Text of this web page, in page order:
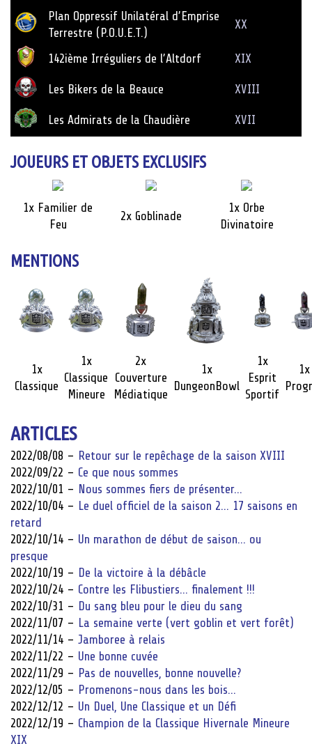
Plan Oppressif Unilatéral d’Emprise
Terrestre (P.O.U.E.T.)
XX
142ième Irréguliers de l’Altdorf XIX
Les Bikers de la Beauce XVIII
Les Admirats de la Chaudière XVII
JOUEURS ET OBJETS EXCLUSIFS
1x Familier de
Feu
2x Goblinade
1x Orbe
Divinatoire
MENTIONS
1x
Classique
1x
Classique
Mineure
2x
Couverture
Médiatique
1x
DungeonBowl
1x
Esprit
Sportif
1x
ARTICLES
2022/08/08 – Retour sur le repêchage de la saison XVIII
2022/09/22 – Ce que nous sommes
2022/10/01 – Nous sommes fiers de présenter…
2022/10/04 – Le duel officiel de la saison 2… 17 saisons en
retard
2022/10/14 – Un marathon de début de saison… ou
presque
2022/10/19 – De la victoire à la débâcle
2022/10/24 – Contre les Flibustiers… finalement !!!
2022/10/31 – Du sang bleu pour le dieu du sang
2022/11/07 – La semaine verte (vert goblin et vert forêt)
2022/11/14 – Jamboree à relais
2022/11/22 – Une bonne cuvée
2022/11/29 – Pas de nouvelles, bonne nouvelle?
2022/12/05 – Promenons-nous dans les bois…
2022/12/12 – Un Duel, Une Classique et un Défi
2022/12/19 – Champion de la Classique Hivernale Mineure
XIX